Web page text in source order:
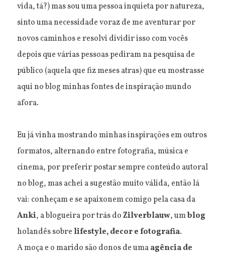
vida, tá?) mas sou uma pessoa inquieta por natureza,
sinto uma necessidade voraz de me aventurar por
novos caminhos e resolvi dividir isso com vocês
depois que várias pessoas pediram na pesquisa de
público (aquela que fiz meses atras) que eu mostrasse
aqui no blog minhas fontes de inspiração mundo
afora.
Eu já vinha mostrando minhas inspirações em outros
formatos, alternando entre fotografia, música e
cinema, por preferir postar sempre conteúdo autoral
no blog, mas achei a sugestão muito válida, então lá
vai: conheçam e se apaixonem comigo pela casa da
Anki, a blogueira por trás doZilverblauw, umblog
holandês sobrelifestyle, decor e fotografia.
A moça e o marido são donos de umaagência de